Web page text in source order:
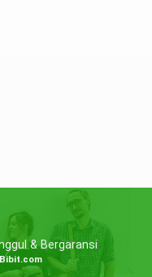
& Bergaransi